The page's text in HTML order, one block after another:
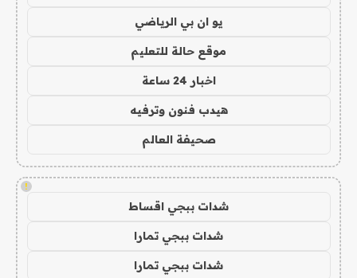
يو ان بي الرياضي
موقع حالة للتعليم
اخبار 24 ساعة
هيدب فنون وترفيه
صحيفة العالم
!
شدات ببجي اقساط
شدات ببجي تمارا
شدات ببجي تمارا